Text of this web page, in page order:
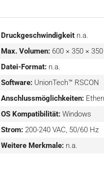
Druckgeschwindigkeit n.a.
Max. Volumen: 600 × 350 ×
Datei-Format: n.a.
Software: UnionTech™ RSCON
Anschlussmöglichkeiten:
OS Kompatibilität:Windows
Strom:200-240 VAC, 50/60 Hz
Weitere Merkmale: n.a.